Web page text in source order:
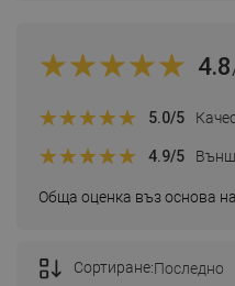
4.8
Обща оценка въз основа
5.0/5
4.9/5
Сортиране:Последно